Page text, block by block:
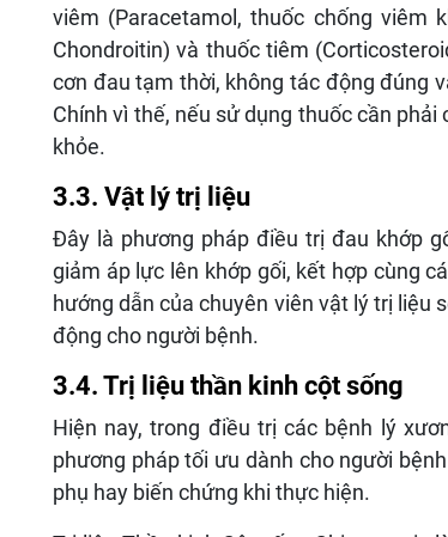
viêm (Paracetamol, thuốc chống viêm
Chondroitin) và thuốc tiêm
cơn đau tạm thời, không tác động đúng
Chính vì thế, nếu sử dụng thuốc cần
khỏe.
3.3. Vật lý trị liệu
Đây là phương pháp điều trị đau khớp
giảm áp lực lên khớp gối, kết hợp cùng
hướng dẫn của chuyên viên vật lý trị liệu
động cho người bệnh.
3.4. Trị liệu thần kinh cột sống
Hiện nay, trong điều trị các bệnh lý
phương pháp tối ưu dành cho người
phụ hay biến chứng khi thực hiện.